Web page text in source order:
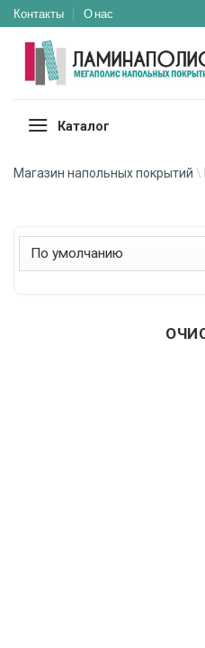
Skip
to
content
Контакты О нас
Каталог
Магазин напольных покрытий \
Сортировка товаров